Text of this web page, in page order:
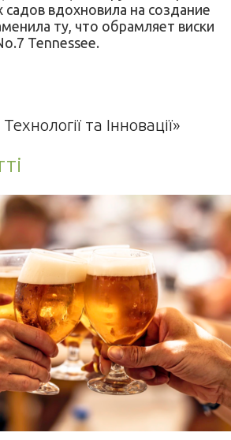
вдохновила на создание
ту, что обрамляет виски
Tennessee.
та Інновації»